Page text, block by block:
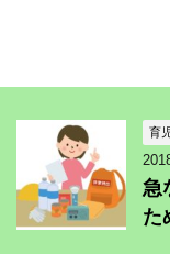
育児
急
た